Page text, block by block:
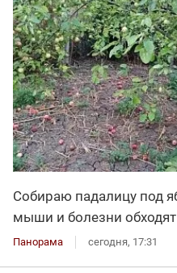
Собираю падалицу под
мыши и болезни
Панорама сегодня, 17:31